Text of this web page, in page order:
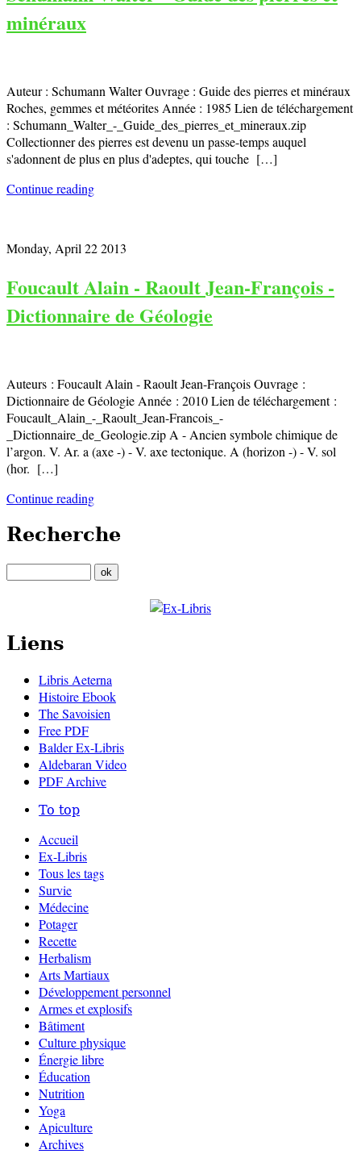
minéraux
Auteur : Schumann Walter Ouvrage : Guide des pierres et minéraux
Roches, gemmes et météorites Année : 1985 Lien de téléchargement
: Schumann_Walter_-_Guide_des_pierres_et_mineraux.zip
Collectionner des pierres est devenu un passe-temps auquel
s'adonnent de plus en plus d'adeptes, qui touche […]
Continue reading
Monday, April 22 2013
Foucault Alain - Raoult Jean-François -
Dictionnaire de Géologie
Auteurs : Foucault Alain - Raoult Jean-François Ouvrage :
Dictionnaire de Géologie Année : 2010 Lien de téléchargement :
Foucault_Alain_-_Raoult_Jean-Francois_-
_Dictionnaire_de_Geologie.zip A - Ancien symbole chimique de
l’argon. V. Ar. a (axe -) - V. axe tectonique. A (horizon -) - V. sol
(hor. […]
Continue reading
Recherche
Liens
Libris Aeterna
Histoire Ebook
The Savoisien
Free PDF
Balder Ex-Libris
Aldebaran Video
PDF Archive
To top
Accueil
Ex-Libris
Tous les tags
Survie
Médecine
Potager
Recette
Herbalism
Arts Martiaux
Développement personnel
Armes et explosifs
Bâtiment
Culture physique
Énergie libre
Éducation
Nutrition
Yoga
Apiculture
Archives